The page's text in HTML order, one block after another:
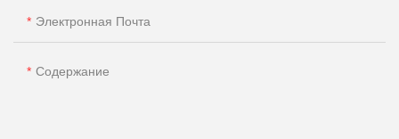
Электронная Почта
Содержание